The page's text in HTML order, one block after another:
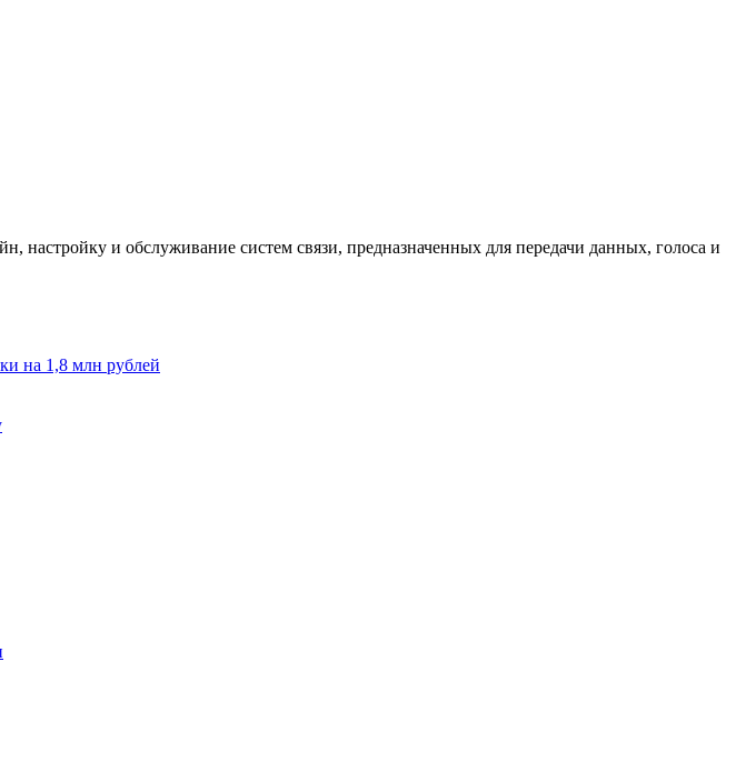
настройку и обслуживание систем связи, предназначенных для передачи данных, голоса и
на 1,8 млн рублей